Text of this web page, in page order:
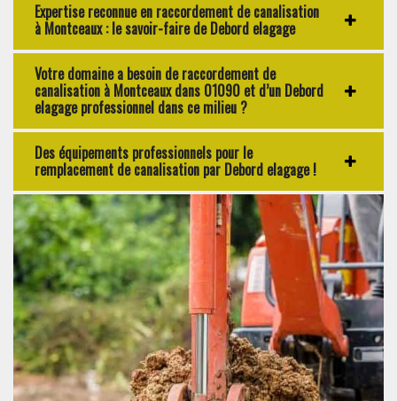
Expertise reconnue en raccordement de canalisation
à Montceaux : le savoir-faire de Debord elagage
Votre domaine a besoin de raccordement de
canalisation à Montceaux dans 01090 et d’un Debord
elagage professionnel dans ce milieu ?
Des équipements professionnels pour le
remplacement de canalisation par Debord elagage !